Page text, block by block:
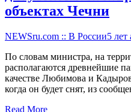
объектах Чечни
NEWSru.com :: В России5 лет
По словам министра, на
располагаются древнейшие
качестве Любимова и
когда он будет снят, из
Read More